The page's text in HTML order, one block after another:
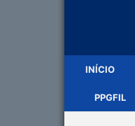
INÍCIO
PPGFIL